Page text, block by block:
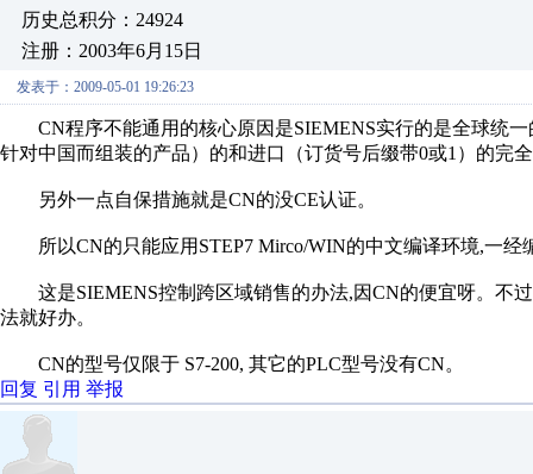
历史总积分：24924
注册：2003年6月15日
发表于：2009-05-01 19:26:23
CN程序不能通用的核心原因是SIEMENS实行的是全球统一
针对中国而组装的产品）的和进口（订货号后缀带0或1）的完
另外一点自保措施就是CN的没CE认证。
所以CN的只能应用STEP7 Mirco/WIN的中文编译环境,一经
这是SIEMENS控制跨区域销售的办法,因CN的便宜呀。不
法就好办。
CN的型号仅限于 S7-200, 其它的PLC型号没有CN。
回复 引用 举报